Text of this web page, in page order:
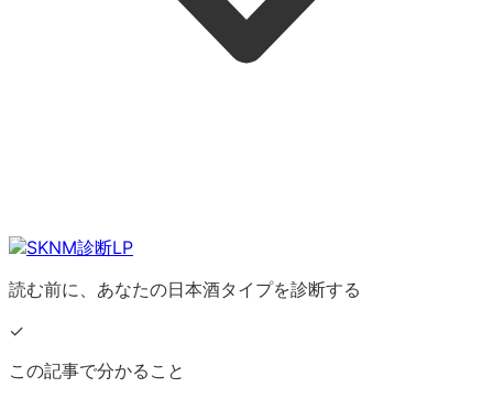
読む前に、あなたの日本酒タイプを診断する
✓
この記事で分かること